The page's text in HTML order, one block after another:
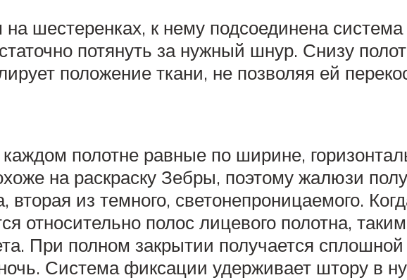
шестеренках, к нему подсоединена
потянуть за нужный шнур. Снизу
положение ткани, не позволяя ей
полотне равные по ширине,
на раскраску Зебры, поэтому жалюзи
вторая из темного, светонепроницаемого.
относительно полос лицевого полотна,
При полном закрытии получается
Система фиксации удерживает штору в